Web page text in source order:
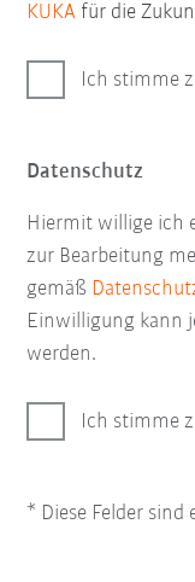
KUKA für die
Ich stimme
Datenschutz
Hiermit willige ich
zur Bearbeitung
gemäß
Einwilligung kann
werden.
Ich stimme
* Diese Felder sind